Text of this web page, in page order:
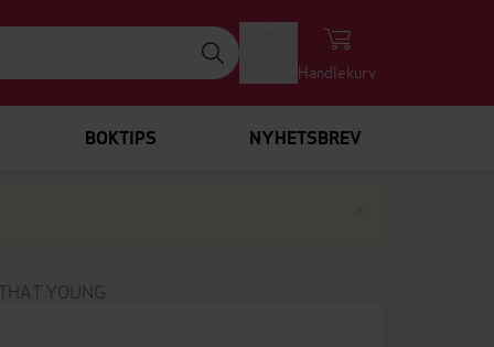
Handlekurv
BOKTIPS NYHETSBREV
YOUNG